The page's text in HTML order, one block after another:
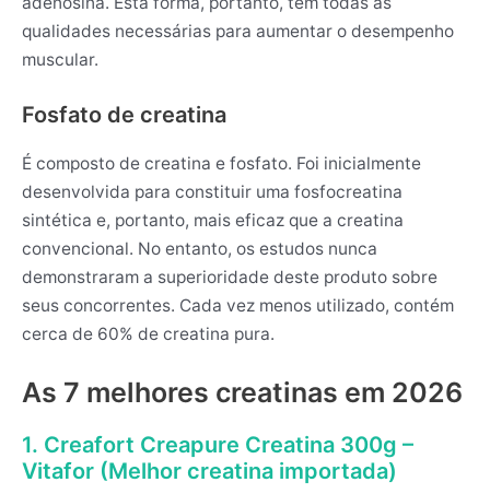
qualidades necessárias para aumentar o desempenho
muscular.
Fosfato de creatina
É composto de creatina e fosfato. Foi inicialmente
desenvolvida para constituir uma fosfocreatina
sintética e, portanto, mais eficaz que a creatina
convencional. No entanto, os estudos nunca
demonstraram a superioridade deste produto sobre
seus concorrentes. Cada vez menos utilizado, contém
cerca de 60% de creatina pura.
As 7 melhores creatinas em 2026
1. Creafort Creapure Creatina 300g –
Vitafor (Melhor creatina importada)